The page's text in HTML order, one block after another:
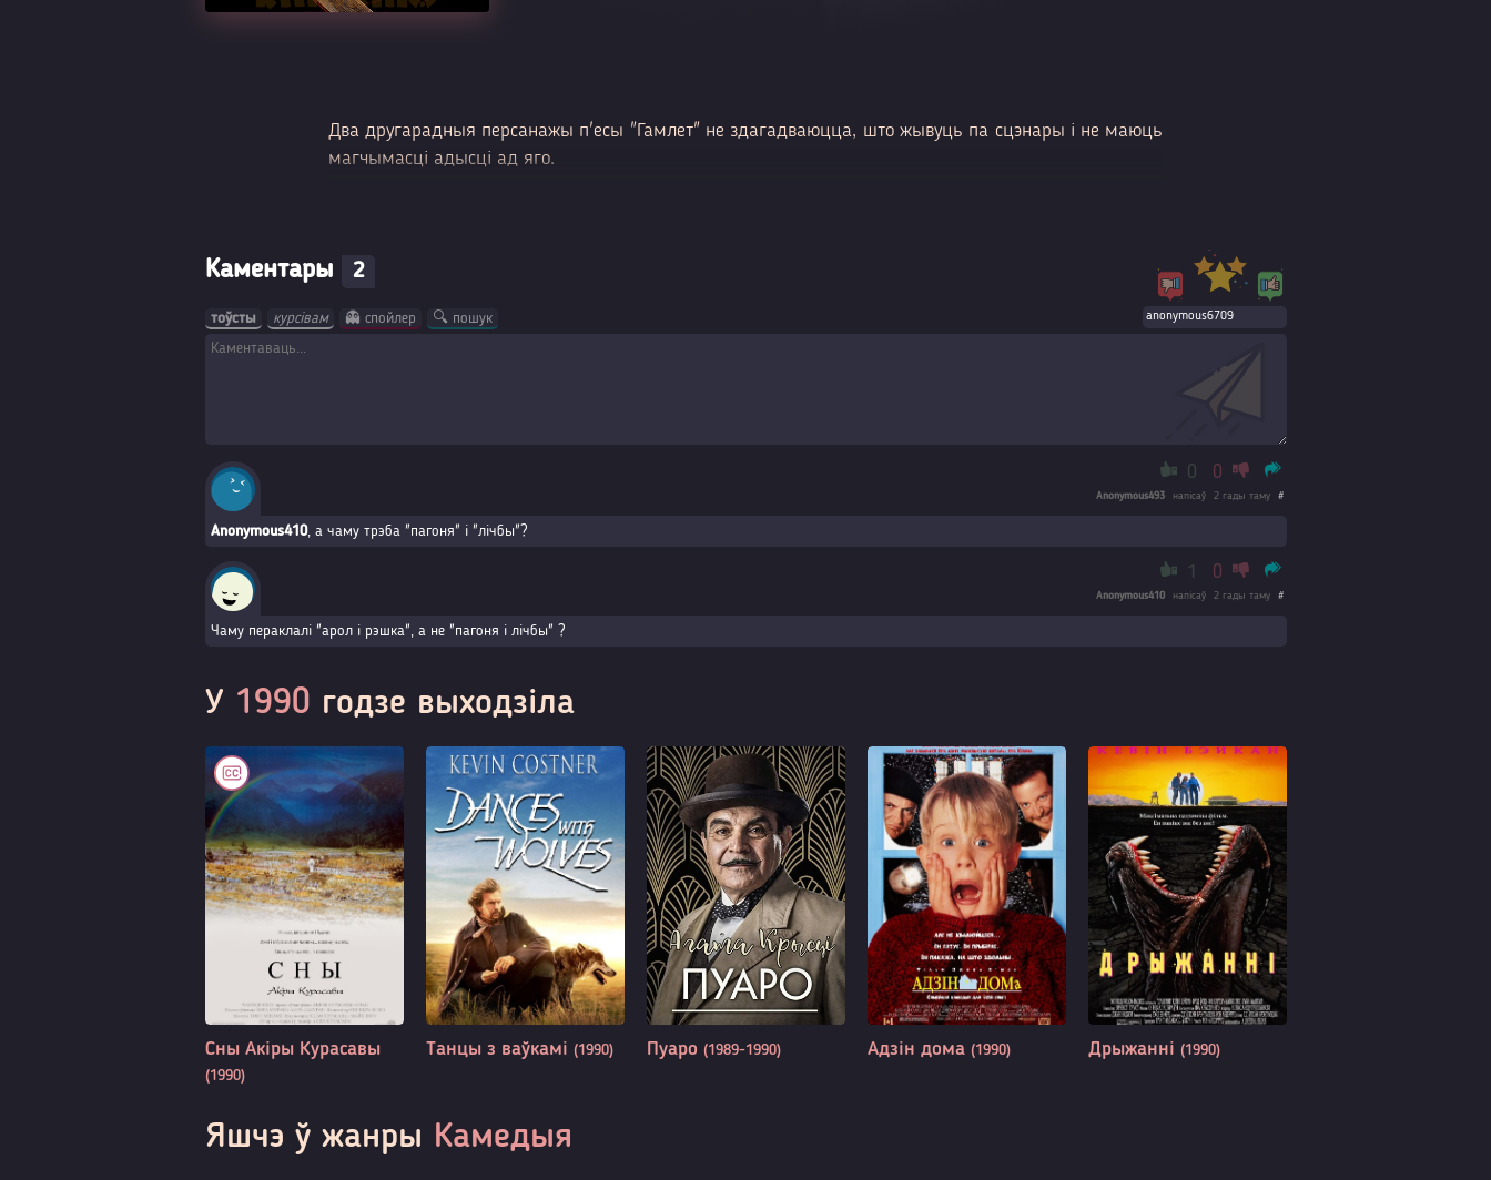
Два другарадныя персанажы п'есы "Гамлет" не здагадваюцца, што жывуць па сцэнары і не маюць
магчымасці адысці ад яго.
Каментары 2
тоўсты курсівам 👻 спойлер 🔍 пошук
0 0
Anonymous493 напісаў 2 гады таму #
Anonymous410, а чаму трэба "пагоня" і "лічбы"?
1 0
Anonymous410 напісаў 2 гады таму #
Чаму пераклалі "арол і рэшка", а не "пагоня і лічбы" ?
У 1990 годзе выходзіла
Сны Акіры Курасавы
(1990)
Танцы з ваўкамі (1990) Пуаро (1989-1990) Адзін дома (1990) Дрыжанні (1990)
Яшчэ ў жанры Камедыя